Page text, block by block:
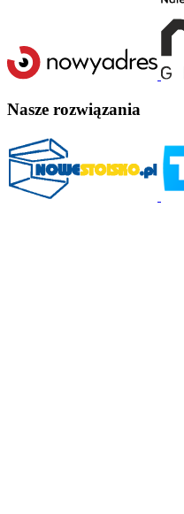
Nasze rozwiązania